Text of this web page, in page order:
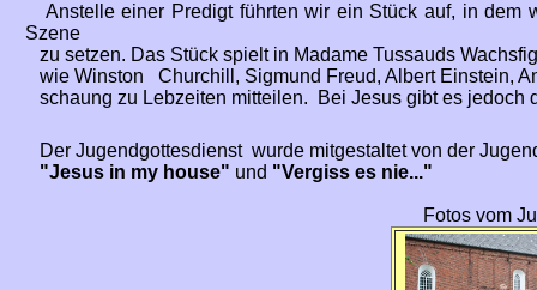
Anstelle einer Predigt führten wir ein Stück auf, in
Szene
zu setzen. Das Stück spielt in Madame Tussauds
wie Winston
Churchill, Sigmund Freud, Albert Einstein,
schaung zu Lebzeiten mitteilen. Bei Jesus gibt es
Der Jugendgottesdienst wurde mitgestaltet von der
"Jesus in my house" und "Vergiss es nie..."
Fotos vom